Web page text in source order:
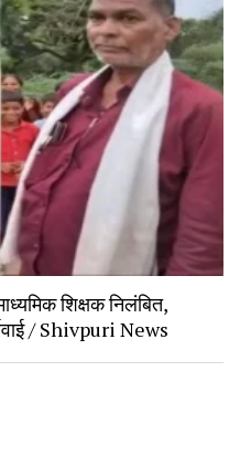
शिक्षक निलंबित,
/ Shivpuri News